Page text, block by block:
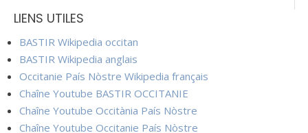
LIENS UTILES
BASTIR Wikipedia occitan
BASTIR Wikipedia anglais
Occitanie País Nòstre Wikipedia français
Chaîne Youtube BASTIR OCCITANIE
Chaîne Youtube Occitània País Nòstre
Chaîne Youtube Occitanie País Nòstre